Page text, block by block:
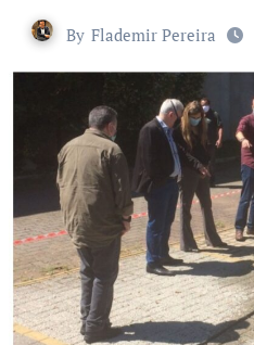
By Flademir Pereira